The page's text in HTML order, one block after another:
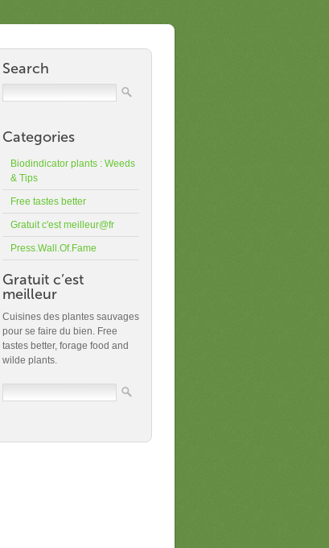
Search
Categories
Biodindicator plants : Weeds
& Tips
Free tastes better
Gratuit c'est meilleur@fr
Press.Wall.Of.Fame
Gratuit c’est
meilleur
Cuisines des plantes sauvages
pour se faire du bien. Free
tastes better, forage food and
wilde plants.